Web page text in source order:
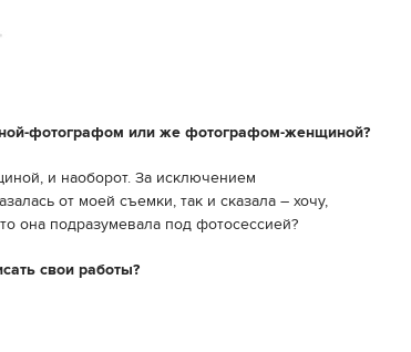
фотографом или же фотографом-женщиной?
и наоборот. За исключением
от моей съемки, так и сказала – хочу,
она подразумевала под фотосессией?
свои работы?